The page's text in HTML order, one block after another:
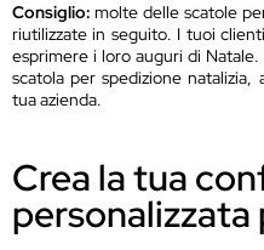
Consiglio:molte delle scatole
riutilizzate in seguito. I tuoi
esprimere i loro auguri di
scatola per spedizione
tua azienda.
Crea la tua
personalizzata